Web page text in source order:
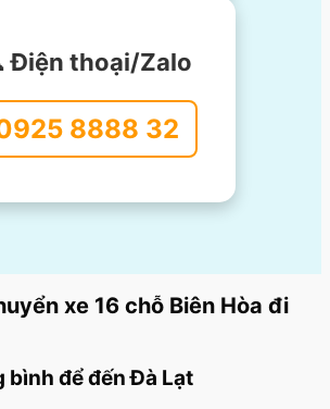
Điện thoại/Zalo
8888 32
xe 16 chỗ Biên Hòa đi
bình để đến Đà Lạt